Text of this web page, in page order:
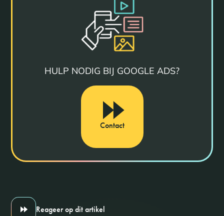
HULP NODIG BIJ GOOGLE ADS?
Contact
Reageer op dit artikel